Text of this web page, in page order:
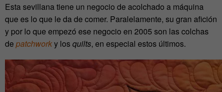
Esta sevillana tiene un negocio de acolchado a máquina
que es lo que le da de comer. Paralelamente, su gran afición
y por lo que empezó ese negocio en 2005 son las colchas
de patchworky losquilts, en especial estos últimos.